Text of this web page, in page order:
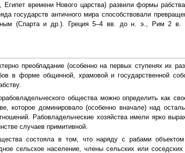
Египет времени Нового царства) развили формы
государств античного мира способствовали
(Спарта и др.). Греция 5–4 вв. до н. э., Рим 2
преобладание (особенно на первых ступенях их
в форме общинной, храмовой и государственной
общества можно определить как
которое доминировало (особенно вначале) над
Рабовладельческие хозяйства имели ярко
случаев примитивной.
состояла в том, что наряду с рабами
сельское население, члены сельских или